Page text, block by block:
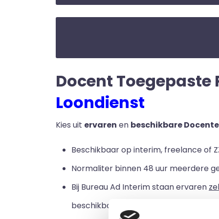
Docent Toegepaste
Loondienst
Kies uit ervaren en beschikbare
Beschikbaar op interim, freelance of
Normaliter binnen 48 uur meerdere
Bij Bureau Ad Interim staan ervaren
beschikbaar zijn voor een